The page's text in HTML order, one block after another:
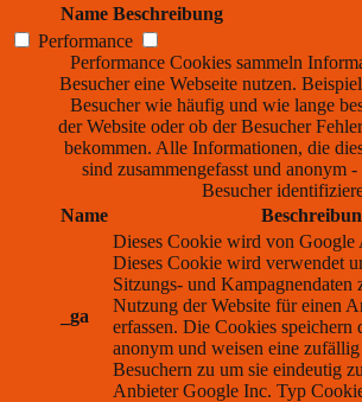
Name Beschreibung
Performance
Performance Cookies sammeln
Besucher eine Webseite nutzen.
Besucher wie häufig und wie lange
der Website oder ob der Besucher
bekommen. Alle Informationen, die
sind zusammengefasst und anonym
Besucher
Name
_ga
Dieses Cookie wird von Google
Dieses Cookie wird verwendet
Sitzungs- und Kampagnendaten
Nutzung der Website für einen
erfassen. Die Cookies speichern
anonym und weisen eine
Besuchern zu um sie eindeutig
Anbieter Google Inc. Typ